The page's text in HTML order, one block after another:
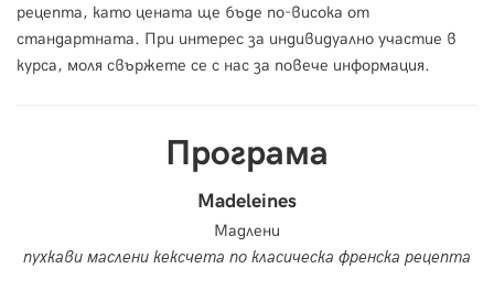
рецепта, като цената ще бъде по-висока от
стандартната. При интерес за индивидуално участие в
курса, моля свържете се с нас за повече информация.
Програма
Madeleines
Мадлени
пухкави маслени кексчета по класическа френска рецепта